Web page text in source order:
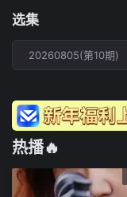
选集
20260805(第10期)
热播🔥